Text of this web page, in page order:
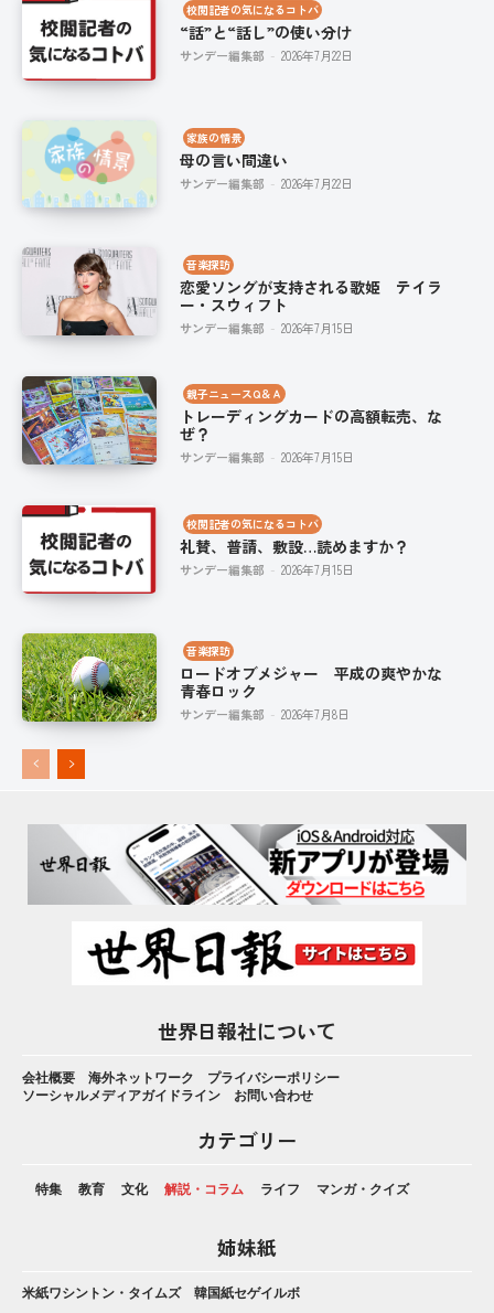
校閲記者の気になるコトバ
“話”と“話し”の使い分け
サンデー編集部 - 2026年7月22日
家族の情景
母の言い間違い
サンデー編集部 - 2026年7月22日
音楽探訪
恋愛ソングが支持される歌姫 テイラ
ー・スウィフト
サンデー編集部 - 2026年7月15日
親子ニュースQ＆Ａ
トレーディングカードの高額転売、な
ぜ？
サンデー編集部 - 2026年7月15日
校閲記者の気になるコトバ
礼賛、普請、敷設…読めますか？
サンデー編集部 - 2026年7月15日
音楽探訪
ロードオブメジャー 平成の爽やかな
青春ロック
サンデー編集部 - 2026年7月8日
世界日報社について
会社概要 海外ネットワーク
プライバシーポリシー
ソーシャルメディアガイドライン
お問い合わせ
カテゴリー
特集 教育 文化 解説・コラム ライフ マンガ・クイズ
姉妹紙
米紙ワシントン・タイムズ 韓国紙セゲイルボ